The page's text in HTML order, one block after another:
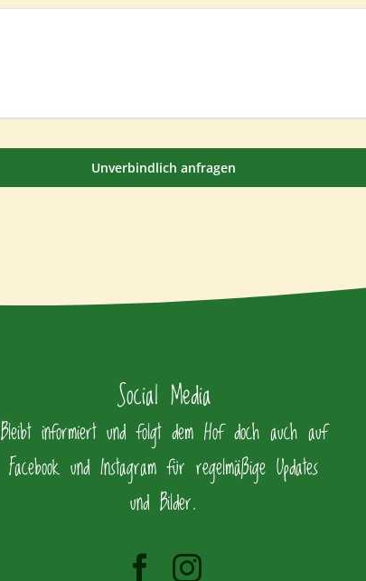
Unverbindlich anfragen
Social Media
Bleibt informiert und folgt dem Hof doch auch auf
Facebook und Instagram für regelmäßige Updates
und Bilder.